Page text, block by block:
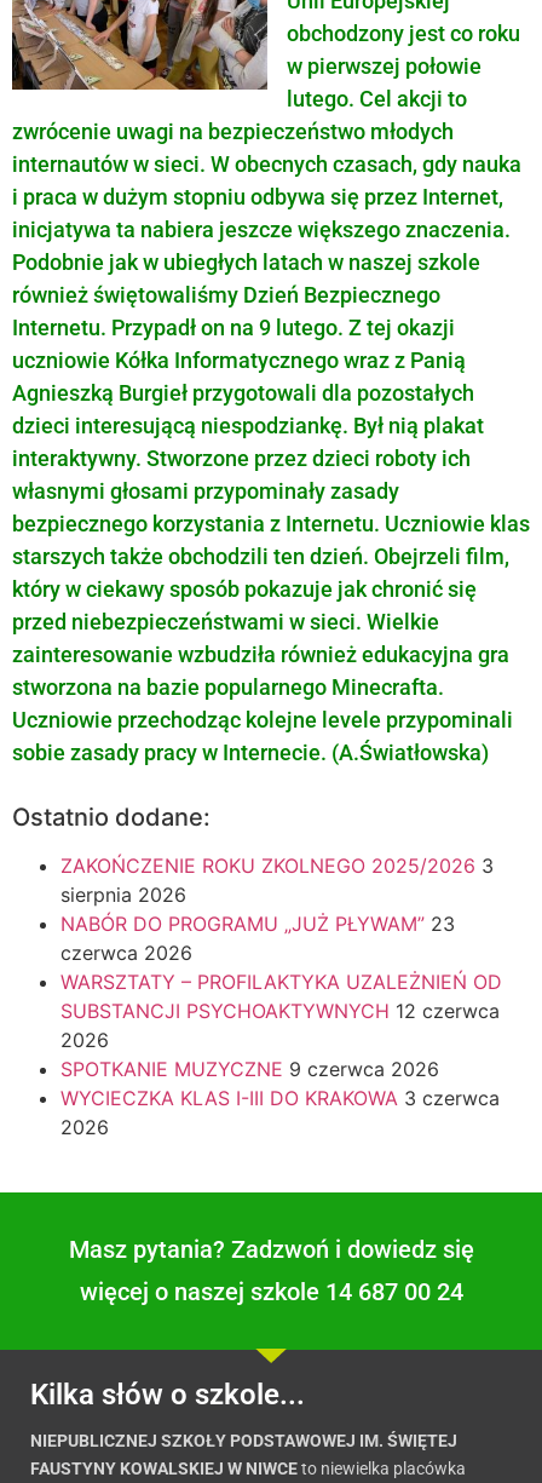
obchodzony jest co roku
w pierwszej połowie
lutego. Cel akcji to
zwrócenie uwagi na bezpieczeństwo młodych
internautów w sieci. W obecnych czasach, gdy nauka
i praca w dużym stopniu odbywa się przez Internet,
inicjatywa ta nabiera jeszcze większego znaczenia.
Podobnie jak w ubiegłych latach w naszej szkole
również świętowaliśmy Dzień Bezpiecznego
Internetu. Przypadł on na 9 lutego. Z tej okazji
uczniowie Kółka Informatycznego wraz z Panią
Agnieszką Burgieł przygotowali dla pozostałych
dzieci interesującą niespodziankę. Był nią plakat
interaktywny. Stworzone przez dzieci roboty ich
własnymi głosami przypominały zasady
bezpiecznego korzystania z Internetu. Uczniowie klas
starszych także obchodzili ten dzień. Obejrzeli film,
który w ciekawy sposób pokazuje jak chronić się
przed niebezpieczeństwami w sieci. Wielkie
zainteresowanie wzbudziła również edukacyjna gra
stworzona na bazie popularnego Minecrafta.
Uczniowie przechodząc kolejne levele przypominali
sobie zasady pracy w Internecie. (A.Światłowska)
Ostatnio dodane:
ZAKOŃCZENIE ROKU ZKOLNEGO 2025/2026 3
sierpnia 2026
NABÓR DO PROGRAMU „JUŻ PŁYWAM” 23
czerwca 2026
WARSZTATY – PROFILAKTYKA UZALEŻNIEŃ OD
SUBSTANCJI PSYCHOAKTYWNYCH 12 czerwca
2026
SPOTKANIE MUZYCZNE 9 czerwca 2026
WYCIECZKA KLAS I-III DO KRAKOWA 3 czerwca
2026
Masz pytania? Zadzwoń i dowiedz się
więcej o naszej szkole 14 687 00 24
Kilka słów o szkole...
NIEPUBLICZNEJ SZKOŁY PODSTAWOWEJ IM. ŚWIĘTEJ
FAUSTYNY KOWALSKIEJ W NIWCEto niewielka placówka